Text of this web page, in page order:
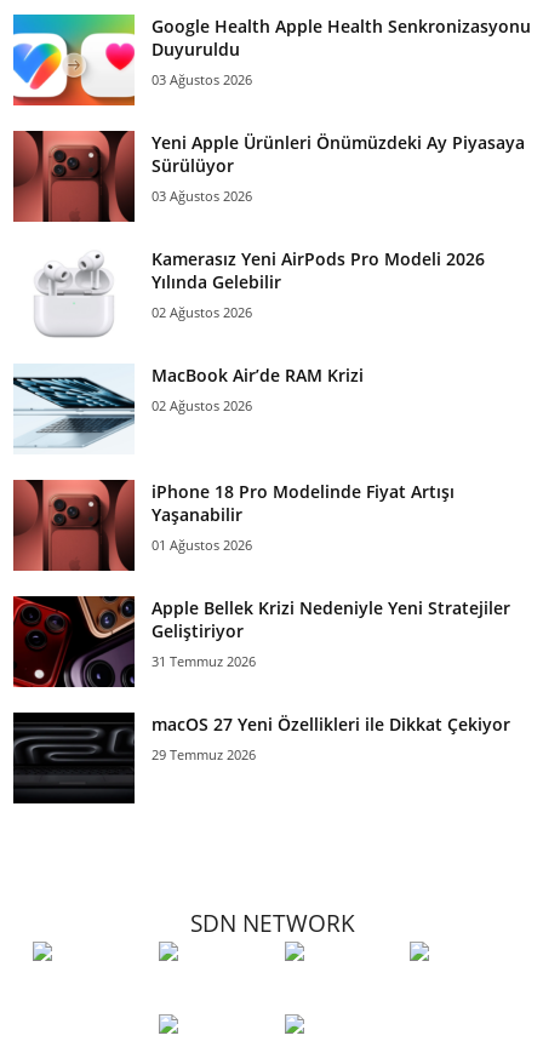
Google Health Apple Health Senkronizasyonu
Duyuruldu
03 Ağustos 2026
Yeni Apple Ürünleri Önümüzdeki Ay Piyasaya
Sürülüyor
03 Ağustos 2026
Kamerasız Yeni AirPods Pro Modeli 2026
Yılında Gelebilir
02 Ağustos 2026
MacBook Air’de RAM Krizi
02 Ağustos 2026
iPhone 18 Pro Modelinde Fiyat Artışı
Yaşanabilir
01 Ağustos 2026
Apple Bellek Krizi Nedeniyle Yeni Stratejiler
Geliştiriyor
31 Temmuz 2026
macOS 27 Yeni Özellikleri ile Dikkat Çekiyor
29 Temmuz 2026
SDN NETWORK